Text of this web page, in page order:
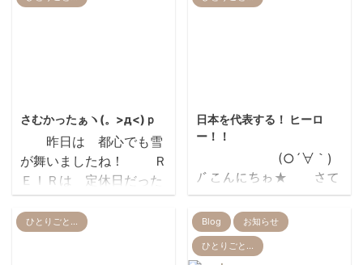
さむかったぁヽ(。>д<)ｐ
昨日は 都心でも雪
が舞いましたね！ Ｒ
ＥＩＲは 定休日だった
ので… 私は 雪が吹
雪く中 チビチャンたち
日本を代表する！ ヒーロ
ー！！
(○´∀｀)
ﾉﾞこんにちゎ★ さて
質問です 大人も
子供も みんな一度は 見
たことのある ヒーローっ
て… 誰のこ
ひとりごと… Blog お知らせ
ひとりごと…